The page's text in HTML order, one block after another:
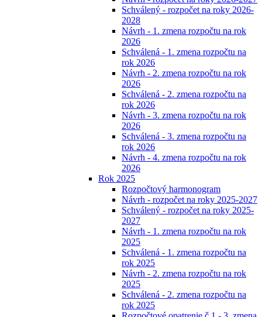
Schválený - rozpočet na roky 2026-
2028
Návrh - 1. zmena rozpočtu na rok
2026
Schválená - 1. zmena rozpočtu na
rok 2026
Návrh - 2. zmena rozpočtu na rok
2026
Schválená - 2. zmena rozpočtu na
rok 2026
Návrh - 3. zmena rozpočtu na rok
2026
Schválená - 3. zmena rozpočtu na
rok 2026
Návrh - 4. zmena rozpočtu na rok
2026
Rok 2025
Rozpočtový harmonogram
Návrh - rozpočet na roky 2025-2027
Schválený - rozpočet na roky 2025-
2027
Návrh - 1. zmena rozpočtu na rok
2025
Schválená - 1. zmena rozpočtu na
rok 2025
Návrh - 2. zmena rozpočtu na rok
2025
Schválená - 2. zmena rozpočtu na
rok 2025